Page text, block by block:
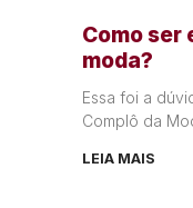
Como ser
moda?
Essa foi a
Complô da
LEIA MAIS